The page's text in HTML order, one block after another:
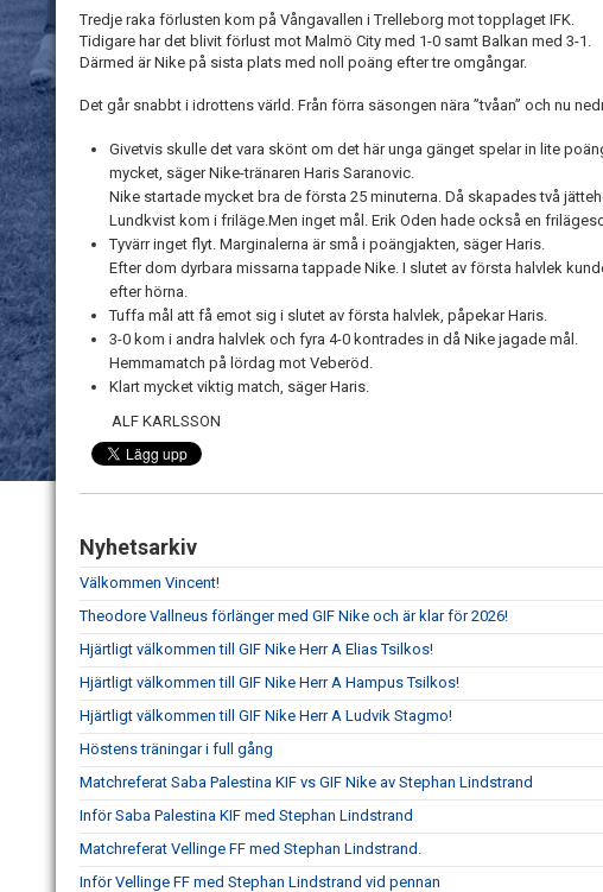
Tredje raka förlusten kom på Vångavallen i Trelleborg mot topplaget IFK.
Tidigare har det blivit förlust mot Malmö City med 1-0 samt Balkan med 3-1.
Därmed är Nike på sista plats med noll poäng efter tre omgångar.
Det går snabbt i idrottens värld. Från förra säsongen nära ”tvåan” och nu
Givetvis skulle det vara skönt om det här unga gänget spelar in lite
mycket, säger Nike-tränaren Haris Saranovic.
Nike startade mycket bra de första 25 minuterna. Då skapades två
Lundkvist kom i friläge.Men inget mål. Erik Oden hade också en
Tyvärr inget flyt. Marginalerna är små i poängjakten, säger Haris.
Efter dom dyrbara missarna tappade Nike. I slutet av första halvlek
efter hörna.
Tuffa mål att få emot sig i slutet av första halvlek, påpekar Haris.
3-0 kom i andra halvlek och fyra 4-0 kontrades in då
Hemmamatch på lördag mot Veberöd.
Klart mycket viktig match, säger Haris.
ALF KARLSSON
Nyhetsarkiv
Välkommen Vincent!
Theodore Vallneus förlänger med GIF Nike och är klar för 2026!
Hjärtligt välkommen till GIF Nike Herr A Elias Tsilkos!
Hjärtligt välkommen till GIF Nike Herr A Hampus Tsilkos!
Hjärtligt välkommen till GIF Nike Herr A Ludvik Stagmo!
Höstens träningar i full gång
Matchreferat Saba Palestina KIF vs GIF Nike av Stephan Lindstrand
Inför Saba Palestina KIF med Stephan Lindstrand
Matchreferat Vellinge FF med Stephan Lindstrand.
Inför Vellinge FF med Stephan Lindstrand vid pennan